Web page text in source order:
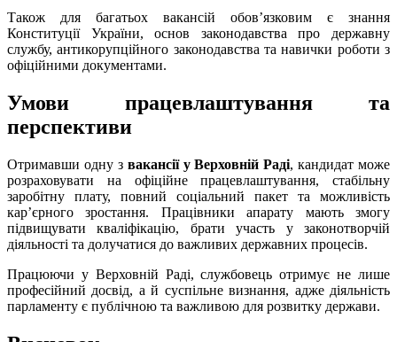
Також для багатьох вакансій обов’язковим є знання
Конституції України, основ законодавства про державну
службу, антикорупційного законодавства та навички роботи з
офіційними документами.
Умови працевлаштування та
перспективи
Отримавши одну з вакансії у Верховній Раді, кандидат може
розраховувати на офіційне працевлаштування, стабільну
заробітну плату, повний соціальний пакет та можливість
кар’єрного зростання. Працівники апарату мають змогу
підвищувати кваліфікацію, брати участь у законотворчій
діяльності та долучатися до важливих державних процесів.
Працюючи у Верховній Раді, службовець отримує не лише
професійний досвід, а й суспільне визнання, адже діяльність
парламенту є публічною та важливою для розвитку держави.